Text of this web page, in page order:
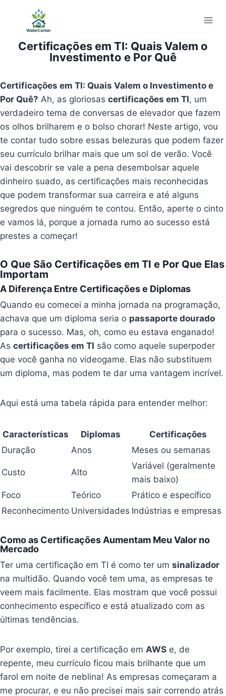
ConteúdoCertificações em TI: Quais Valem o
Investimento e Por Quê
Certificações em TI: Quais Valem o Investimento e
Por Quê? Ah, as gloriosascertificações em TI, um
verdadeiro tema de conversas de elevador que fazem
os olhos brilharem e o bolso chorar! Neste artigo, vou
te contar tudo sobre essas belezuras que podem fazer
seu currículo brilhar mais que um sol de verão. Você
vai descobrir se vale a pena desembolsar aquele
dinheiro suado, as certificações mais reconhecidas
que podem transformar sua carreira e até alguns
segredos que ninguém te contou. Então, aperte o cinto
e vamos lá, porque a jornada rumo ao sucesso está
prestes a começar!
O Que São Certificações em TI e Por Que Elas
Importam
A Diferença Entre Certificações e Diplomas
Quando eu comecei a minha jornada na programação,
achava que um diploma seria o passaporte dourado
para o sucesso. Mas, oh, como eu estava enganado!
Ascertificações em TI são como aquele superpoder
que você ganha no videogame. Elas não substituem
um diploma, mas podem te dar uma vantagem incrível.
Aqui está uma tabela rápida para entender melhor:
Características Diplomas
Certificações
Duração
Anos Meses ou semanas
Custo Alto
Variável (geralmente
mais baixo)
Foco
Teórico
Prático e específico
Reconhecimento Universidades Indústrias e empresas
Como as Certificações Aumentam Meu Valor no
Mercado
Ter uma certificação em TI é como ter umsinalizador
na multidão. Quando você tem uma, as empresas te
veem mais facilmente. Elas mostram que você possui
conhecimento específico e está atualizado com as
últimas tendências.
Por exemplo, tirei a certificação emAWS e, de
repente, meu currículo ficou mais brilhante que um
farol em noite de neblina! As empresas começaram a
me procurar, e eu não precisei mais sair correndo atrás